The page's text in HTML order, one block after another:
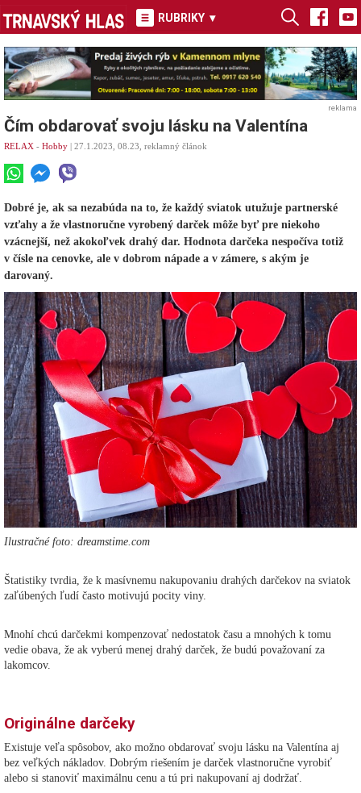
RUBRIKY ▾
reklama
Čím obdarovať svoju lásku na Valentína
RELAX - Hobby | 27.1.2023, 08.23, reklamný článok
Dobré je, ak sa nezabúda na to, že každý sviatok utužuje partnerské
vzťahy a že vlastnoručne vyrobený darček môže byť pre niekoho
vzácnejší, než akokoľvek drahý dar. Hodnota darčeka nespočíva totiž
v čísle na cenovke, ale v dobrom nápade a v zámere, s akým je
darovaný.
Ilustračné foto: dreamstime.com
Štatistiky tvrdia, že k masívnemu nakupovaniu drahých darčekov na sviatok
zaľúbených ľudí často motivujú pocity viny.
Mnohí chcú darčekmi kompenzovať nedostatok času a mnohých k tomu
vedie obava, že ak vyberú menej drahý darček, že budú považovaní za
lakomcov.
Originálne darčeky
Existuje veľa spôsobov, ako možno obdarovať svoju lásku na Valentína aj
bez veľkých nákladov. Dobrým riešením je darček vlastnoručne vyrobiť
alebo si stanoviť maximálnu cenu a tú pri nakupovaní aj dodržať.